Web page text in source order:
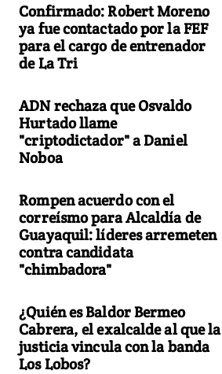
Confirmado: Robert Moreno
ya fue contactado por la FEF
para el cargo de entrenador
de La Tri
ADN rechaza que Osvaldo
Hurtado llame
"criptodictador" a Daniel
Noboa
Rompen acuerdo con el
correísmo para Alcaldía de
Guayaquil: líderes arremeten
contra candidata
"chimbadora"
¿Quién es Baldor Bermeo
Cabrera, el exalcalde al que la
justicia vincula con la banda
Los Lobos?